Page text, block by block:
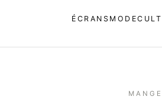
ÉCRANS MODE